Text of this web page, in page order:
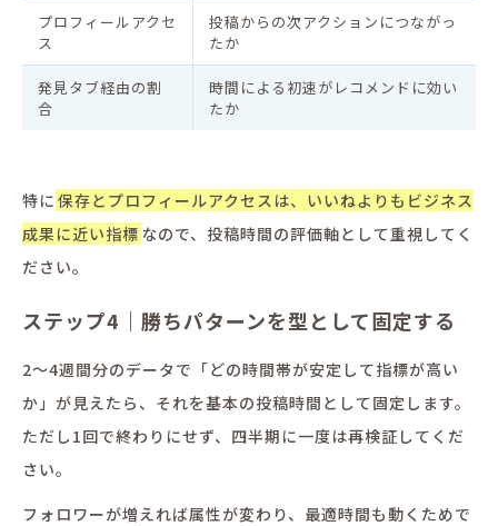
プロフィールアクセ
ス
投稿からの次アクションにつながっ
たか
発見タブ経由の割
合
時間による初速がレコメンドに効い
たか
特に 保存とプロフィールアクセスは、いいねよりもビジネス
成果に近い指標 なので、投稿時間の評価軸として重視してく
ださい。
ステップ4｜勝ちパターンを型として固定する
2〜4週間分のデータで「どの時間帯が安定して指標が高い
か」が見えたら、それを基本の投稿時間として固定します。
ただし1回で終わりにせず、四半期に一度は再検証してくだ
さい。
フォロワーが増えれば属性が変わり、最適時間も動くためで